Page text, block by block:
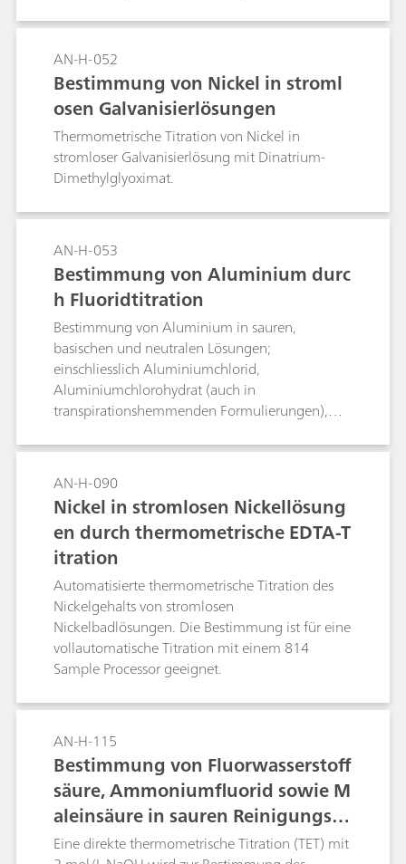
AN-H-052
Bestimmung von Nickel in stroml
osen Galvanisierlösungen
Thermometrische Titration von Nickel in
stromloser Galvanisierlösung mit Dinatrium-
Dimethylglyoximat.
AN-H-053
Bestimmung von Aluminium durc
h Fluoridtitration
Bestimmung von Aluminium in sauren,
basischen und neutralen Lösungen;
einschliesslich Aluminiumchlorid,
Aluminiumchlorohydrat (auch in
transpirationshemmenden Formulierungen),
AN-H-090
Nickel in stromlosen Nickellösung
en durch thermometrische EDTA-T
itration
Automatisierte thermometrische Titration des
Nickelgehalts von stromlosen
Nickelbadlösungen. Die Bestimmung ist für eine
vollautomatische Titration mit einem 814
Sample Processor geeignet.
AN-H-115
Bestimmung von Fluorwasserstoff
säure, Ammoniumfluorid sowie M
aleinsäure in sauren Reinigungslö
sungen
Eine direkte thermometrische Titration (TET) mit